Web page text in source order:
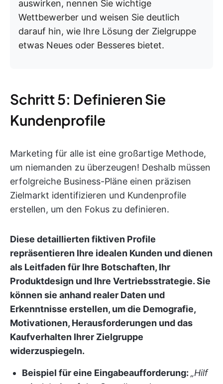
auswirken, nennen Sie wichtige
Wettbewerber und weisen Sie deutlich
darauf hin, wie Ihre Lösung der Zielgruppe
etwas Neues oder Besseres bietet.
Schritt 5: Definieren Sie
Kundenprofile
Marketing für alle ist eine großartige Methode,
um niemanden zu überzeugen! Deshalb müssen
erfolgreiche Business-Pläne einen präzisen
Zielmarkt identifizieren und Kundenprofile
erstellen, um den Fokus zu definieren.
Diese detaillierten fiktiven Profile
repräsentieren Ihre idealen Kunden und dienen
als Leitfaden für Ihre Botschaften, Ihr
Produktdesign und Ihre Vertriebsstrategie. Sie
können sie anhand realer Daten und
Erkenntnisse erstellen, um die Demografie,
Motivationen, Herausforderungen und das
Kaufverhalten Ihrer Zielgruppe
widerzuspiegeln.
Beispiel für eine Eingabeaufforderung: „Hilf